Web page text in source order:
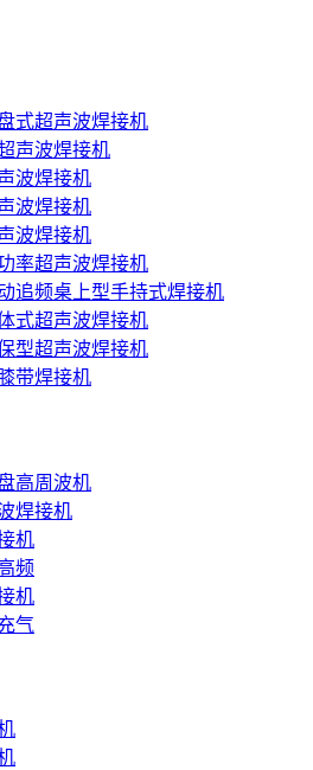
式超声波焊接机
声波焊接机
波焊接机
波焊接机
波焊接机
率超声波焊接机
追频桌上型手持式焊接机
式超声波焊接机
型超声波焊接机
带焊接机
高周波机
焊接机
机
频
机
气